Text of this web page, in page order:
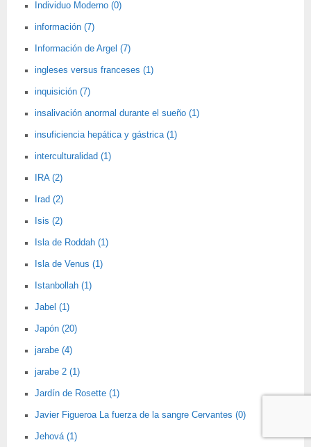
Individuo Moderno (0)
información (7)
Información de Argel (7)
ingleses versus franceses (1)
inquisición (7)
insalivación anormal durante el sueño (1)
insuficiencia hepática y gástrica (1)
interculturalidad (1)
IRA (2)
Irad (2)
Isis (2)
Isla de Roddah (1)
Isla de Venus (1)
Istanbollah (1)
Jabel (1)
Japón (20)
jarabe (4)
jarabe 2 (1)
Jardín de Rosette (1)
Javier Figueroa La fuerza de la sangre Cervantes (0)
Jehová (1)